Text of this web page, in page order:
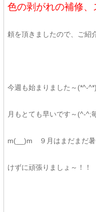
色の剥がれの補修
頼を頂きましたので、ご紹
今週も始まりました～(*^-
月もとても早いです～(^-^;
m(__)m ９月はまだまだ
けずに頑張りましょ～！！